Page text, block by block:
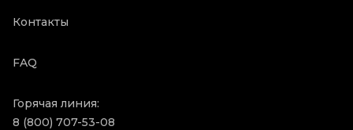
Контакты
FAQ
Горячая линия:
8 (800) 707-53-08